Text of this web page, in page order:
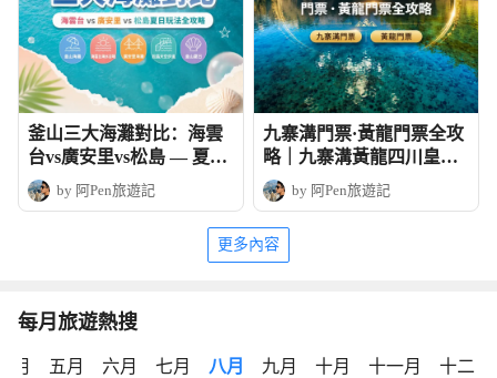
釜山三大海灘對比：海雲
台vs廣安里vs松島 — 夏日
玩法全攻略
by 阿Pen旅遊記
九寨溝門票·黃龍門票全攻
略｜九寨溝黃龍四川皇牌
深度6天團
by 阿Pen旅遊記
更多內容
每月旅遊熱搜
月 五月 六月 七月 八月 九月 十月 十一月 十二月